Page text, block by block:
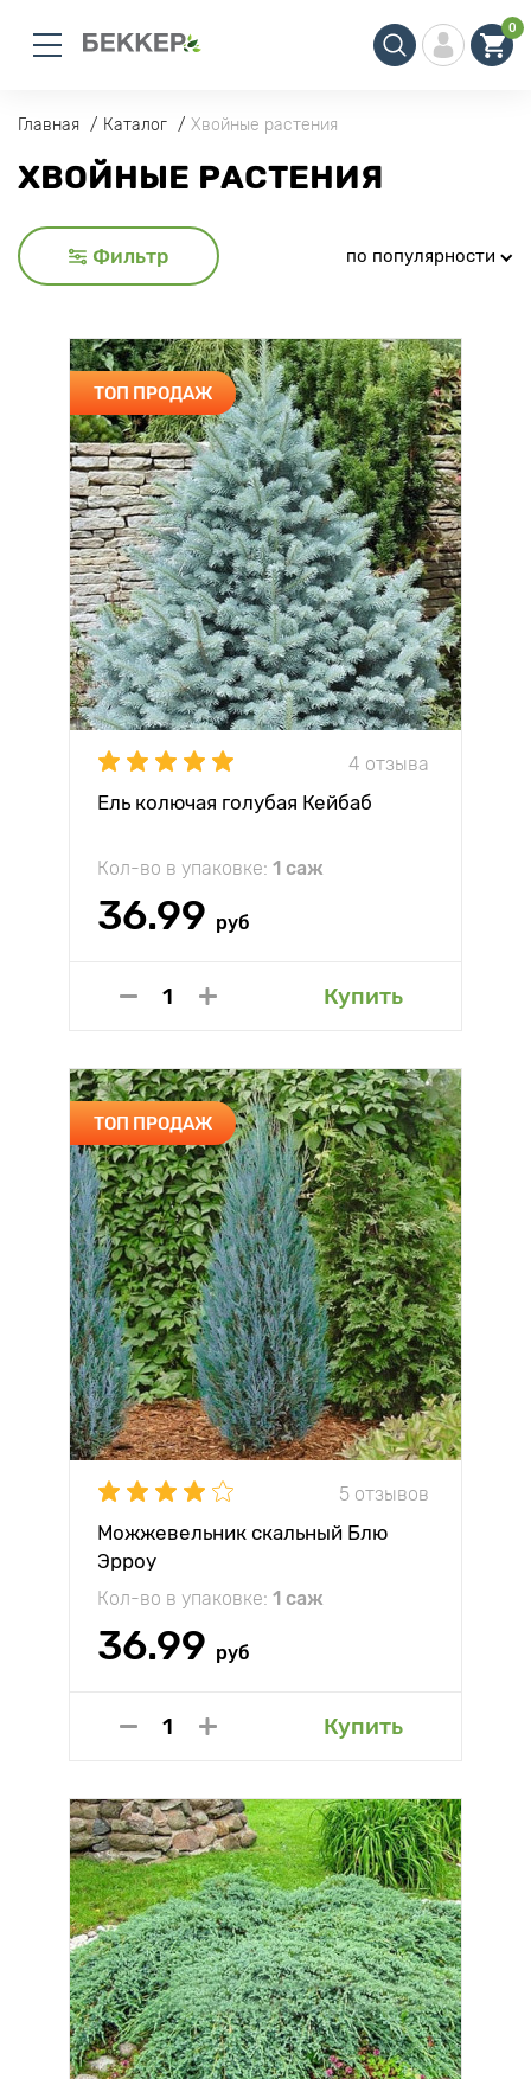
0
Главная Каталог Хвойные растения
ХВОЙНЫЕ РАСТЕНИЯ
Фильтр по популярности
ТОП ПРОДАЖ
4 отзыва
Ель колючая голубая Кейбаб
Кол-во в упаковке: 1 саж
36.99 руб
Купить
ТОП ПРОДАЖ
5 отзывов
Можжевельник скальный Блю
Эрроу
Кол-во в упаковке: 1 саж
36.99 руб
Купить